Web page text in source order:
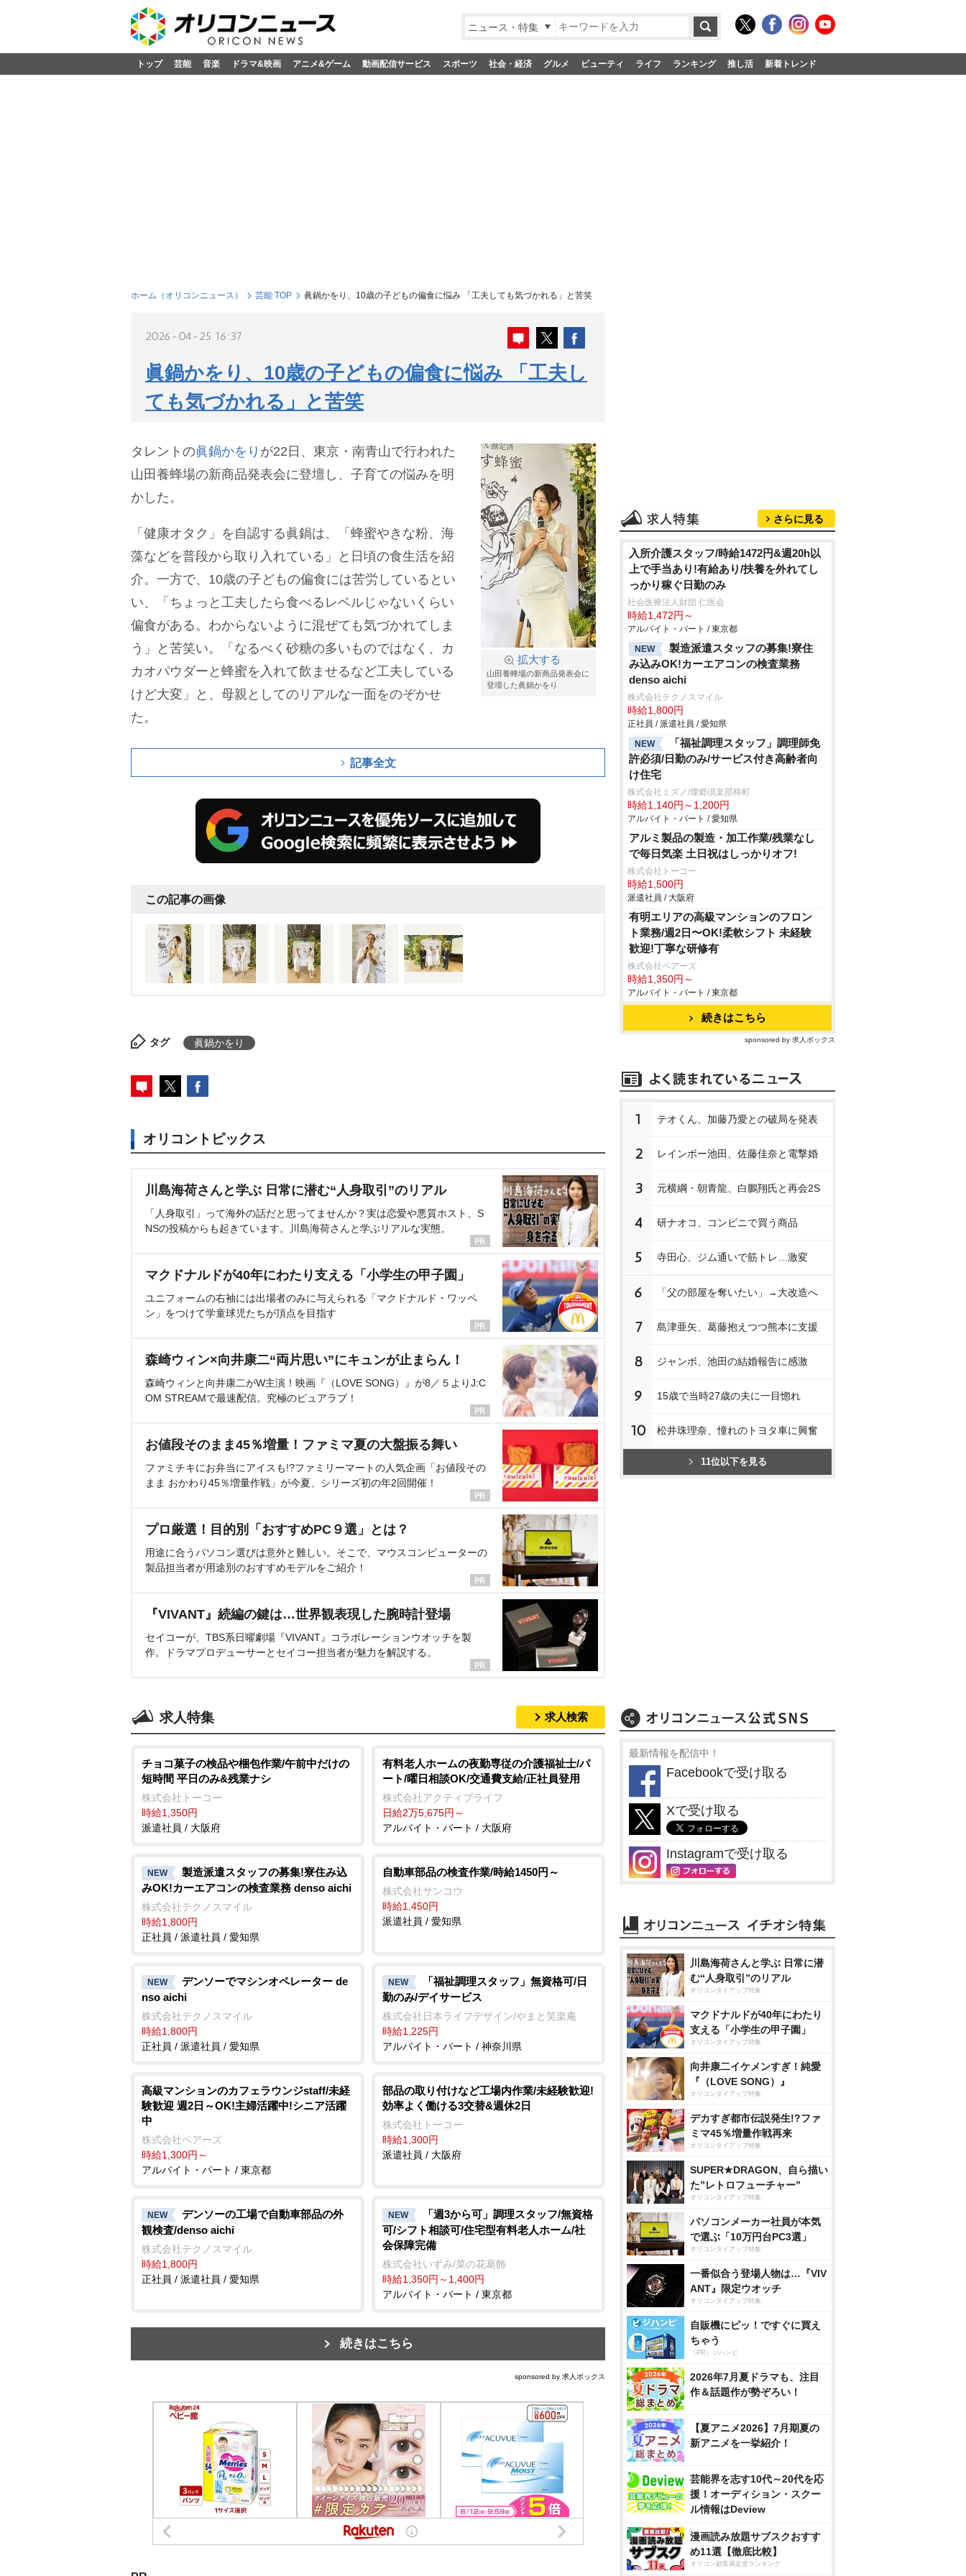
ニュース・特集
トップ 芸能 音楽 ドラマ&映画 アニメ&ゲーム 動画配信サービス スポーツ 社会・経済 グルメ ビューティ ライフ ランキング 推し活 新着トレンド
ホーム（オリコンニュース） 芸能 TOP 眞鍋かをり、10歳の子どもの偏食に悩み 「工夫しても気づかれる」と苦笑
2026-04-25 16:37
眞鍋かをり、10歳の子どもの偏食に悩み 「工夫し
ても気づかれる」と苦笑
拡大する
山田養蜂場の新商品発表会に
登壇した眞鍋かをり
タレントの眞鍋かをり が22日、東京・南青山で行われた
山田養蜂場の新商品発表会に登壇し、子育ての悩みを明
かした。
「健康オタク」を自認する眞鍋は、「蜂蜜やきな粉、海
藻などを普段から取り入れている」と日頃の食生活を紹
介。一方で、10歳の子どもの偏食には苦労しているとい
い、「ちょっと工夫したら食べるレベルじゃないくらい
偏食がある。わからないように混ぜても気づかれてしま
う」と苦笑い。「なるべく砂糖の多いものではなく、カ
カオパウダーと蜂蜜を入れて飲ませるなど工夫している
けど大変」と、母親としてのリアルな一面をのぞかせ
た。
記事全文
この記事の画像
タグ 眞鍋かをり
オリコントピックス
川島海荷さんと学ぶ 日常に潜む“人身取引”のリアル
「人身取引」って海外の話だと思ってませんか？実は恋愛や悪質ホスト、S
NSの投稿からも起きています。川島海荷さんと学ぶリアルな実態。
マクドナルドが40年にわたり支える「小学生の甲子園」
ユニフォームの右袖には出場者のみに与えられる「マクドナルド・ワッペ
ン」をつけて学童球児たちが頂点を目指す
森崎ウィン×向井康二“両片思い”にキュンが止まらん！
森崎ウィンと向井康二がW主演！映画『（LOVE SONG）』が8／５よりJ:C
OM STREAMで最速配信。究極のピュアラブ！
お値段そのまま45％増量！ファミマ夏の大盤振る舞い
ファミチキにお弁当にアイスも!?ファミリーマートの人気企画「お値段その
まま おかわり45％増量作戦」が今夏、シリーズ初の年2回開催！
プロ厳選！目的別「おすすめPC９選」とは？
用途に合うパソコン選びは意外と難しい。そこで、マウスコンピューターの
製品担当者が用途別のおすすめモデルをご紹介！
『VIVANT』続編の鍵は…世界観表現した腕時計登場
セイコーが、TBS系日曜劇場『VIVANT』コラボレーションウオッチを製
作。ドラマプロデューサーとセイコー担当者が魅力を解説する。
求人特集 求人検索
チョコ菓子の検品や梱包作業/午前中だけの
短時間 平日のみ&残業ナシ
株式会社トーコー
時給1,350円
派遣社員 / 大阪府
有料老人ホームの夜勤専従の介護福祉士/パ
ート/曜日相談OK/交通費支給/正社員登用
株式会社アクティブライフ
日給2万5,675円～
アルバイト・パート / 大阪府
NEW
製造派遣スタッフの募集!寮住み込
みOK!カーエアコンの検査業務 denso aichi
株式会社テクノスマイル
時給1,800円
正社員 / 派遣社員 / 愛知県
自動車部品の検査作業/時給1450円～
株式会社サンコウ
時給1,450円
派遣社員 / 愛知県
NEW
デンソーでマシンオペレーター de
nso aichi
株式会社テクノスマイル
時給1,800円
正社員 / 派遣社員 / 愛知県
NEW
「福祉調理スタッフ」無資格可/日
勤のみ/デイサービス
株式会社日本ライフデザイン/やまと笑楽庵
時給1,225円
アルバイト・パート / 神奈川県
高級マンションのカフェラウンジstaff/未経
験歓迎 週2日～OK!主婦活躍中!シニア活躍
中
株式会社ベアーズ
時給1,300円～
アルバイト・パート / 東京都
部品の取り付けなど工場内作業/未経験歓迎!
効率よく働ける3交替&週休2日
株式会社トーコー
時給1,300円
派遣社員 / 大阪府
NEW
デンソーの工場で自動車部品の外
観検査/denso aichi
株式会社テクノスマイル
時給1,800円
正社員 / 派遣社員 / 愛知県
NEW
「週3から可」調理スタッフ/無資格
可/シフト相談可/住宅型有料老人ホーム/社
会保障完備
株式会社いずみ/菜の花葛飾
時給1,350円～1,400円
アルバイト・パート / 東京都
続きはこちら
sponsored by 求人ボックス
さらに見る
入所介護スタッフ/時給1472円&週20h以
上で手当あり!有給あり/扶養を外れてし
っかり稼ぐ日勤のみ
社会医療法人財団 仁医会
時給1,472円～
アルバイト・パート / 東京都
NEW
製造派遣スタッフの募集!寮住
み込みOK!カーエアコンの検査業務
denso aichi
株式会社テクノスマイル
時給1,800円
正社員 / 派遣社員 / 愛知県
NEW
「福祉調理スタッフ」調理師免
許必須/日勤のみ/サービス付き高齢者向
け住宅
株式会社ミズノ/燦郷倶楽部柊町
時給1,140円～1,200円
アルバイト・パート / 愛知県
アルミ製品の製造・加工作業/残業なし
で毎日気楽 土日祝はしっかりオフ!
株式会社トーコー
時給1,500円
派遣社員 / 大阪府
有明エリアの⾼級マンションのフロン
ト業務/週2⽇〜OK!柔軟シフト 未経験
歓迎!丁寧な研修有
株式会社ベアーズ
時給1,350円～
アルバイト・パート / 東京都
続きはこちら
sponsored by 求人ボックス
1 テオくん、加藤乃愛との破局を発表
2 レインボー池田、佐藤佳奈と電撃婚
3 元横綱・朝青龍、白鵬翔氏と再会2S
4 研ナオコ、コンビニで買う商品
5 寺田心、ジム通いで筋トレ…激変
6 「父の部屋を奪いたい」→大改造へ
7 島津亜矢、葛藤抱えつつ熊本に支援
8 ジャンボ、池田の結婚報告に感激
9 15歳で当時27歳の夫に一目惚れ
10 松井珠理奈、憧れのトヨタ車に興奮
11位以下を見る
最新情報を配信中！
Facebookで受け取る
Xで受け取る
Instagramで受け取る
川島海荷さんと学ぶ 日常に潜
む“人身取引”のリアル
オリコンタイアップ特集
マクドナルドが40年にわたり
支える「小学生の甲子園」
オリコンタイアップ特集
向井康二イケメンすぎ！純愛
『（LOVE SONG）』
オリコンタイアップ特集
デカすぎ都市伝説発生!?ファ
ミマ45％増量作戦再来
オリコンタイアップ特集
SUPER★DRAGON、自ら描い
た”レトロフューチャー”
オリコンタイアップ特集
パソコンメーカー社員が本気
で選ぶ「10万円台PC3選」
オリコンタイアップ特集
一番似合う登場人物は…『VIV
ANT』限定ウオッチ
オリコンタイアップ特集
自販機にピッ！ですぐに買え
ちゃう
（PR）ジハンピ
2026年7月夏ドラマも、注目
作＆話題作が勢ぞろい！
【夏アニメ2026】7月期夏の
新アニメを一挙紹介！
芸能界を志す10代～20代を応
援！オーディション・スクー
ル情報はDeview
漫画読み放題サブスクおすす
め11選【徹底比較】
オリコン顧客満足度ランキング